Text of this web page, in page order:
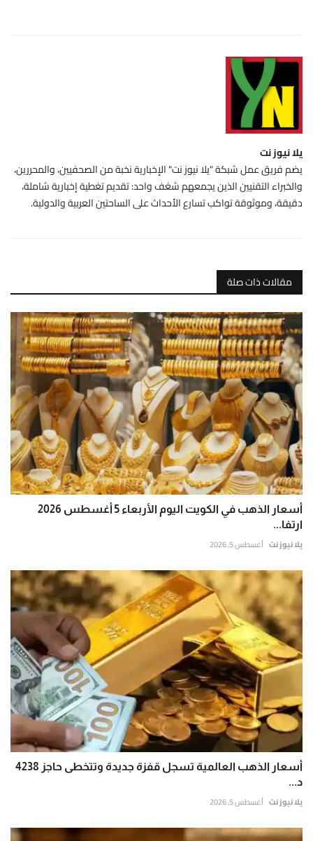
يلا نيوز نت
يضم فريق عمل شبكة "يلا نيوز نت" الإخبارية نخبة من الصحفيين، والمحررين،
والخبراء التقنيين الذين يجمعهم شغف واحد: تقديم تغطية إخبارية شاملة،
دقيقة، وموثوقة تواكب تسارع الأحداث على الساحتين العربية والدولية.
مقالات ذات صلة
أسعار الذهب في الكويت اليوم الأربعاء 5 أغسطس 2026
ارتفا...
يلا نيوز نت أغسطس 5, 2026
أسعار الذهب العالمية تسجل قفزة جديدة وتتخطى حاجز 4238
د...
يلا نيوز نت أغسطس 5, 2026